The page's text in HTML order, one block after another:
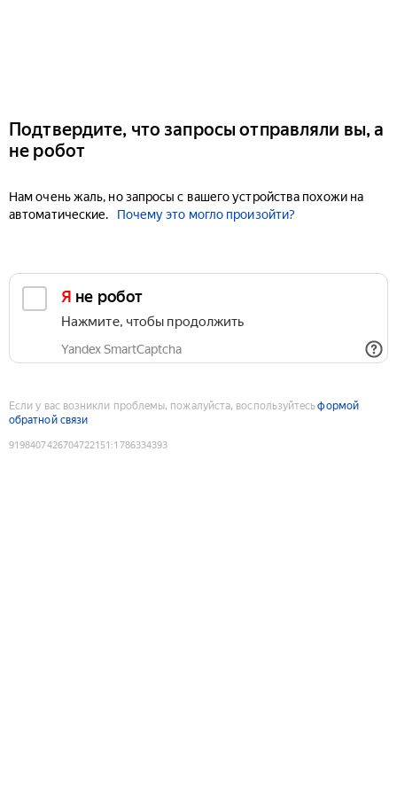
Подтвердите, что запросы отправляли вы, а
не робот
Нам очень жаль, но запросы с вашего устройства похожи на
автоматические.
Почему это могло произойти?
Я не робот
Нажмите, чтобы продолжить
Yandex SmartCaptcha
Если у вас возникли проблемы, пожалуйста, воспользуйтесьформой
обратной связи
9198407426704722151 :1786334393